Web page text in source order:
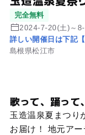
完全無料
2024-7-20(土)～
詳しい開催日は下記
島根県松江市
歌って、踊って
玉造温泉夏まつり
お届け！ 地元ア